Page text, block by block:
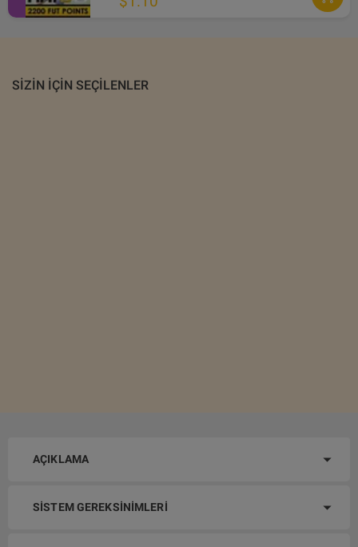
SIZIN IÇIN SEÇILENLER
AÇIKLAMA
SISTEM GEREKSINIMLERI